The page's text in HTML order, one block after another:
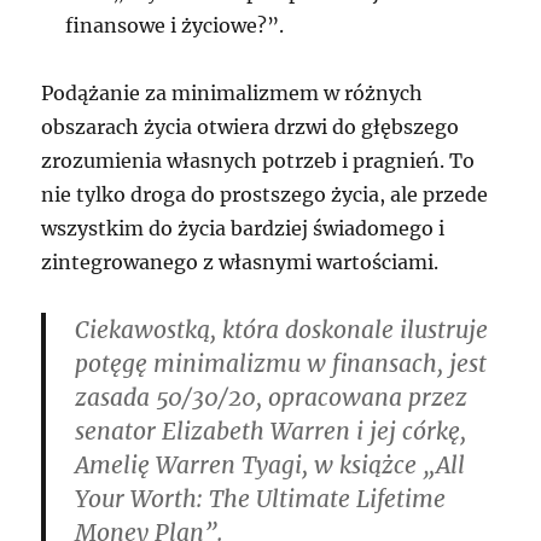
finansowe i życiowe?”.
Podążanie za minimalizmem w różnych
obszarach życia otwiera drzwi do głębszego
zrozumienia własnych potrzeb i pragnień. To
nie tylko droga do prostszego życia, ale przede
wszystkim do życia bardziej świadomego i
zintegrowanego z własnymi wartościami.
Ciekawostką, która doskonale ilustruje
potęgę minimalizmu w finansach, jest
zasada 50/30/20, opracowana przez
senator Elizabeth Warren i jej córkę,
Amelię Warren Tyagi, w książce „All
Your Worth: The Ultimate Lifetime
Money Plan”.